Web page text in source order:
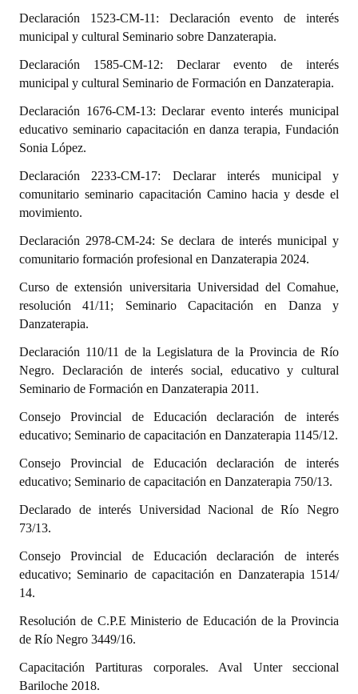
Proyectos Presentados
Actas de Sesión
Informes de Unidad Coordinadora
Ejecución Presupuestaria
Actas de Audiencias Públicas
NORMATIVA
Declaraciones
Resoluciones
Resoluciones de Presidencia
INSTITUCIONAL
Noticias Destacadas
Registros y Distinciones
Premio al Mérito - Registro
Mujeres que Dejaron Huellas - Registro
Periodistas Decanos - Registro
Declaración 1523-CM-11: Declaración evento de interés
municipal y cultural Seminario sobre Danzaterapia.
Declaración 1585-CM-12: Declarar evento de interés
municipal y cultural Seminario de Formación en Danzaterapia.
Declaración 1676-CM-13: Declarar evento interés municipal
educativo seminario capacitación en danza terapia, Fundación
Sonia López.
Declaración 2233-CM-17: Declarar interés municipal y
comunitario seminario capacitación Camino hacia y desde el
movimiento.
Declaración 2978-CM-24: Se declara de interés municipal y
comunitario formación profesional en Danzaterapia 2024.
Curso de extensión universitaria Universidad del Comahue,
resolución 41/11; Seminario Capacitación en Danza y
Danzaterapia.
Declaración 110/11 de la Legislatura de la Provincia de Río
Negro. Declaración de interés social, educativo y cultural
Seminario de Formación en Danzaterapia 2011.
Consejo Provincial de Educación declaración de interés
educativo; Seminario de capacitación en Danzaterapia 1145/12.
Consejo Provincial de Educación declaración de interés
educativo; Seminario de capacitación en Danzaterapia 750/13.
Declarado de interés Universidad Nacional de Río Negro
73/13.
Consejo Provincial de Educación declaración de interés
educativo; Seminario de capacitación en Danzaterapia 1514/
14.
Resolución de C.P.E Ministerio de Educación de la Provincia
de Río Negro 3449/16.
Capacitación Partituras corporales. Aval Unter seccional
Bariloche 2018.